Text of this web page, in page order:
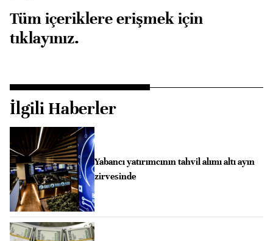
Tüm içeriklere erişmek için
tıklayınız.
İlgili Haberler
Yabancı yatırımcının tahvil alımı altı ayın
zirvesinde